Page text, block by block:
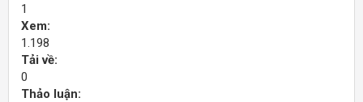
1
Xem:
1.198
Tải về:
0
Thảo luận: